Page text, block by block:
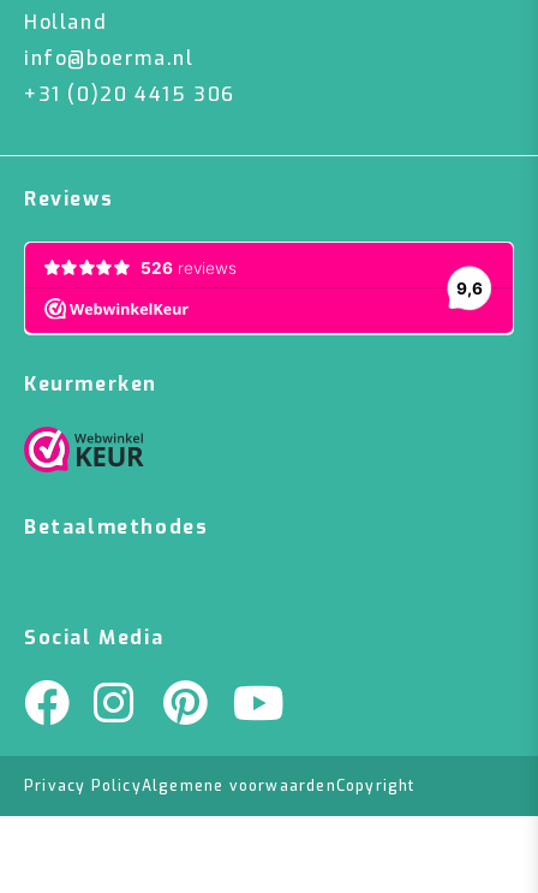
Holland
info@boerma.nl
+31 (0)20 4415 306
Reviews
Keurmerken
Betaalmethodes
Social Media
Privacy PolicyAlgemene voorwaardenCopyright